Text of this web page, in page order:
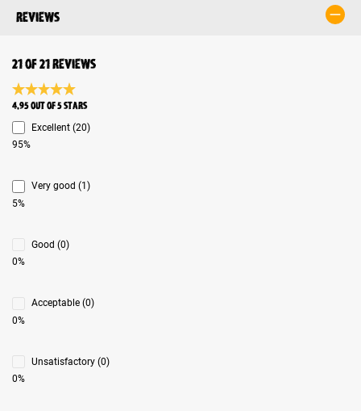
Reviews
21 of 21 reviews
Average rating 4.9 of 5 Stars
4.95 out of 5 stars
Excellent (20)
95%
Very good (1)
5%
Good (0)
0%
Acceptable (0)
0%
Unsatisfactory (0)
0%